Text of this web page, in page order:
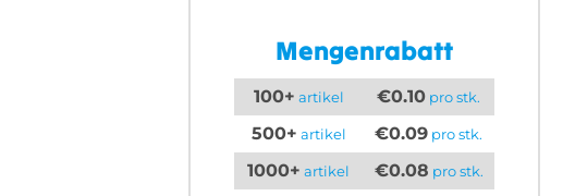
Mengenrabatt
100+ artikel €0.10 pro stk.
500+ artikel €0.09 pro stk.
1000+ artikel €0.08 pro stk.